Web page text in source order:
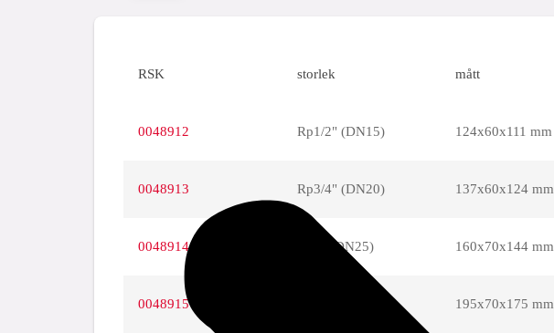
RSK storlek mått
0048912 Rp1/2" (DN15) 124x60x111 mm
0048913 Rp3/4" (DN20) 137x60x124 mm
0048914 Rp1" (DN25) 160x70x144 mm
0048915 Rp1 1/4" (DN32) 195x70x175 mm